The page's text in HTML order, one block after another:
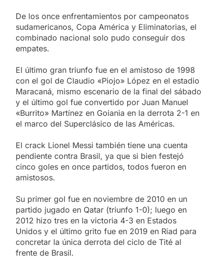
De los once enfrentamientos por campeonatos
sudamericanos, Copa América y Eliminatorias, el
combinado nacional solo pudo conseguir dos
empates.
El último gran triunfo fue en el amistoso de 1998
con el gol de Claudio «Piojo» López en el estadio
Maracaná, mismo escenario de la final del sábado
y el último gol fue convertido por Juan Manuel
«Burrito» Martínez en Goiania en la derrota 2-1 en
el marco del Superclásico de las Américas.
El crack Lionel Messi también tiene una cuenta
pendiente contra Brasil, ya que si bien festejó
cinco goles en once partidos, todos fueron en
amistosos.
Su primer gol fue en noviembre de 2010 en un
partido jugado en Qatar (triunfo 1-0); luego en
2012 hizo tres en la victoria 4-3 en Estados
Unidos y el último grito fue en 2019 en Riad para
concretar la única derrota del ciclo de Tité al
frente de Brasil.